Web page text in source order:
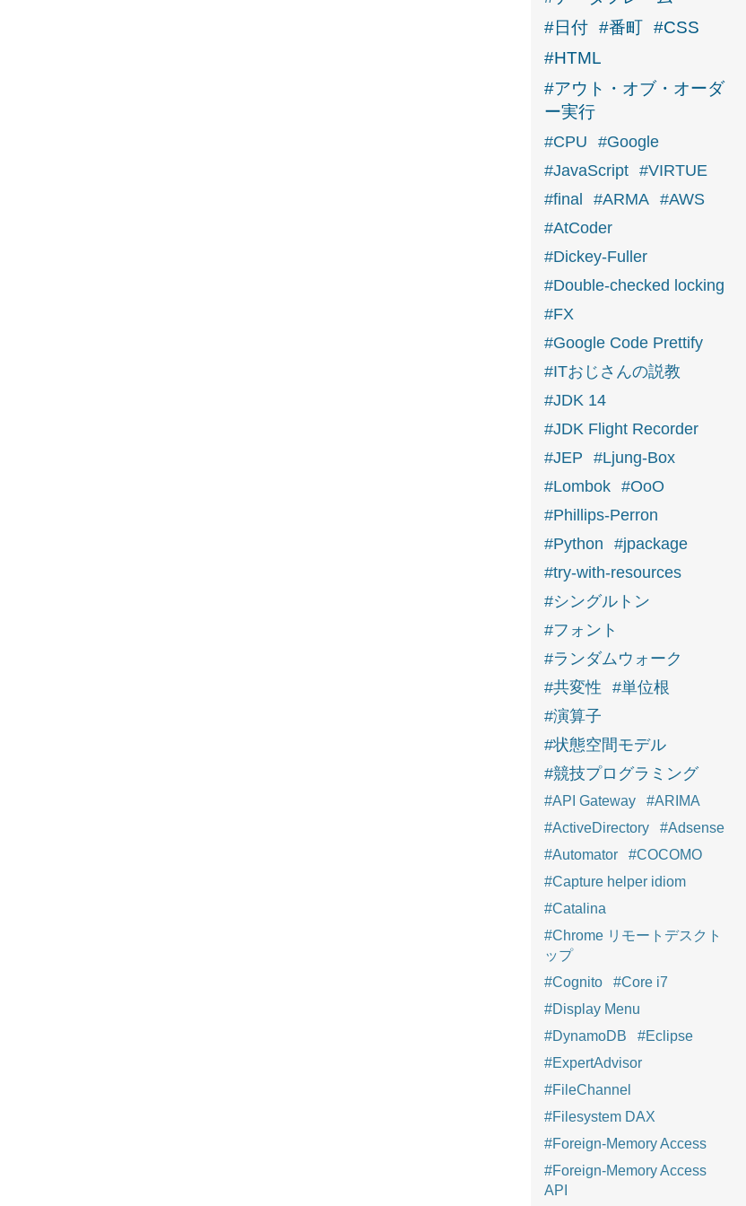
#日付 #番町 #CSS
#HTML
#アウト・オブ・オーダ
ー実行
#CPU
#Google
#JavaScript #VIRTUE
#final
#ARMA #AWS
#AtCoder
#Dickey-Fuller
#Double-checked locking
#FX
#Google Code Prettify
#ITおじさんの説教
#JDK 14
#JDK Flight Recorder
#JEP
#Ljung-Box
#Lombok #OoO
#Phillips-Perron
#Python
#jpackage
#try-with-resources
#シングルトン
#フォント
#ランダムウォーク
#共変性
#単位根
#演算子
#状態空間モデル
#競技プログラミング
#API Gateway
#ARIMA
#ActiveDirectory
#Adsense
#Automator
#COCOMO
#Capture helper idiom
#Catalina
#Chrome リモートデスクト
ップ
#Cognito
#Core i7
#Display Menu
#DynamoDB
#Eclipse
#ExpertAdvisor
#FileChannel
#Filesystem DAX
#Foreign-Memory Access
#Foreign-Memory Access
API